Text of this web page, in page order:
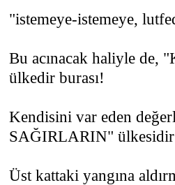
"istemeye-istemeye,
Bu acınacak haliyle
ülkedir burası!
Kendisini var eden
SAĞIRLARIN"
Üst kattaki yangına